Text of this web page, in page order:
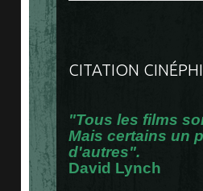
CITATION
"Tous les films
Mais certains un
d'autres".
David Lynch